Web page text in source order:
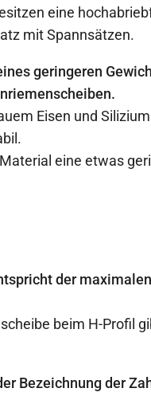
eine
mit Spannsätzen.
geringeren
Eisen und
eine etwas
der
beim H-Profil
Bezeichnung der